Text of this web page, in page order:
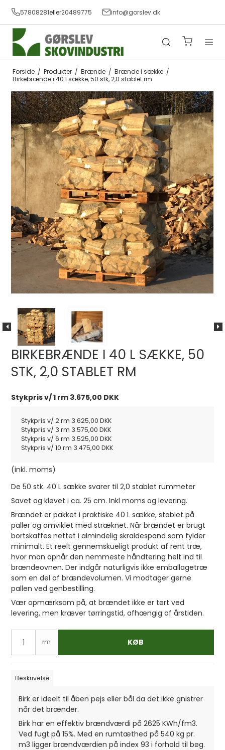
57808281eller20489775 info@gorslev.dk
Forside / Produkter / Brænde / Brænde i sække /
Birkebrænde i 40 l sække, 50 stk, 2,0 stablet rm
BIRKEBRÆNDE I 40 L SÆKKE, 50
STK, 2,0 STABLET RM
Stykpris v/ 1 rm 3.675,00 DKK
Stykpris v/ 2 rm 3.625,00 DKK
Stykpris v/ 3 rm 3.575,00 DKK
Stykpris v/ 6 rm 3.525,00 DKK
Stykpris v/ 10 rm 3.475,00 DKK
(inkl. moms)
De 50 stk. 40 L sække svarer til 2,0 stablet rummeter
Savet og kløvet i ca. 25 cm. Inkl moms og levering.
Brændet er pakket i praktiske 40 L sække, stablet på
paller og omviklet med stræknet. Når brændet er brugt
bortskaffes nettet i almindelig skraldespand som fylder
minimalt. Et reelt gennemskueligt produkt af rent træ,
hvor man opnår den nemmeste håndtering helt ind til
brændeovnen. Der indgår naturligvis ikke emballagetræ
som en del af brændevolumen. Vi modtager gerne
pallen ved genbestilling.
Vær opmærksom på, at brændet ikke er tørt ved
levering, men kræver tørringstid, afhængig af årstiden.
rm KØB
Beskrivelse
Birk er ideelt til åben pejs eller bål da det ikke gnistrer
når det brænder.
Birk har en effektiv brændværdi på 2625 KWh/fm3.
Ved fugt på 15%. Med en rumtæthed på 540 kg pr.
m3 ligger brændværdien på index 93 i forhold til bøg.